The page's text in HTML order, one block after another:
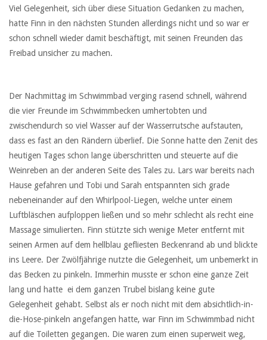
Viel Gelegenheit, sich über diese Situation Gedanken zu machen,
hatte Finn in den nächsten Stunden allerdings nicht und so war er
schon schnell wieder damit beschäftigt, mit seinen Freunden das
Freibad unsicher zu machen.
Der Nachmittag im Schwimmbad verging rasend schnell, während
die vier Freunde im Schwimmbecken umhertobten und
zwischendurch so viel Wasser auf der Wasserrutsche aufstauten,
dass es fast an den Rändern überlief. Die Sonne hatte den Zenit des
heutigen Tages schon lange überschritten und steuerte auf die
Weinreben an der anderen Seite des Tales zu. Lars war bereits nach
Hause gefahren und Tobi und Sarah entspannten sich grade
nebeneinander auf den Whirlpool-Liegen, welche unter einem
Luftbläschen aufploppen ließen und so mehr schlecht als recht eine
Massage simulierten. Finn stützte sich wenige Meter entfernt mit
seinen Armen auf dem hellblau gefliesten Beckenrand ab und blickte
ins Leere. Der Zwölfjährige nutzte die Gelegenheit, um unbemerkt in
das Becken zu pinkeln. Immerhin musste er schon eine ganze Zeit
lang und hatte ei dem ganzen Trubel bislang keine gute
Gelegenheit gehabt. Selbst als er noch nicht mit dem absichtlich-in-
die-Hose-pinkeln angefangen hatte, war Finn im Schwimmbad nicht
auf die Toiletten gegangen. Die waren zum einen superweit weg,